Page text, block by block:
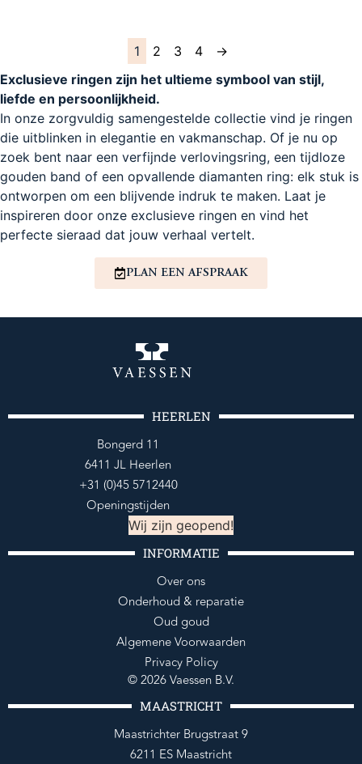
1 2 3 4
→
Exclusieve ringen zijn het ultieme symbool van stijl,
liefde en persoonlijkheid.
In onze zorgvuldig samengestelde collectie vind je ringen
die uitblinken in elegantie en vakmanschap. Of je nu op
zoek bent naar een verfijnde verlovingsring, een tijdloze
gouden band of een opvallende diamanten ring: elk stuk is
ontworpen om een blijvende indruk te maken. Laat je
inspireren door onze exclusieve ringen en vind het
perfecte sieraad dat jouw verhaal vertelt.
PLAN EEN AFSPRAAK
HEERLEN
Bongerd 11
6411 JL Heerlen
+31 (0)45 5712440
Openingstijden
Wij zijn geopend!
INFORMATIE
Over ons
Onderhoud & reparatie
Oud goud
Algemene Voorwaarden
Privacy Policy
© 2026 Vaessen B.V.
MAASTRICHT
Maastrichter Brugstraat 9
6211 ES Maastricht